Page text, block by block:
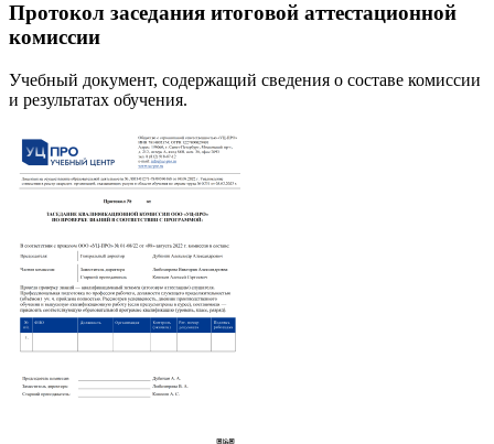
Протокол заседания итоговой аттестационной
комиссии
Учебный документ, содержащий сведения о составе комиссии
и результатах обучения.